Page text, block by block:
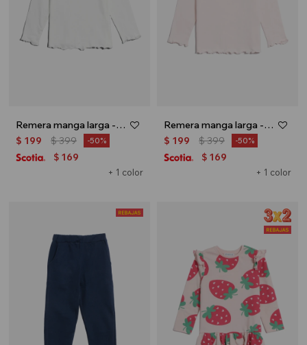
Remera manga larga - Blanco
+ 1 color
$ 199 $399 50
$ 169
Remera manga larga - Rosa
+ 1 color
$ 199 $399 50
$ 169